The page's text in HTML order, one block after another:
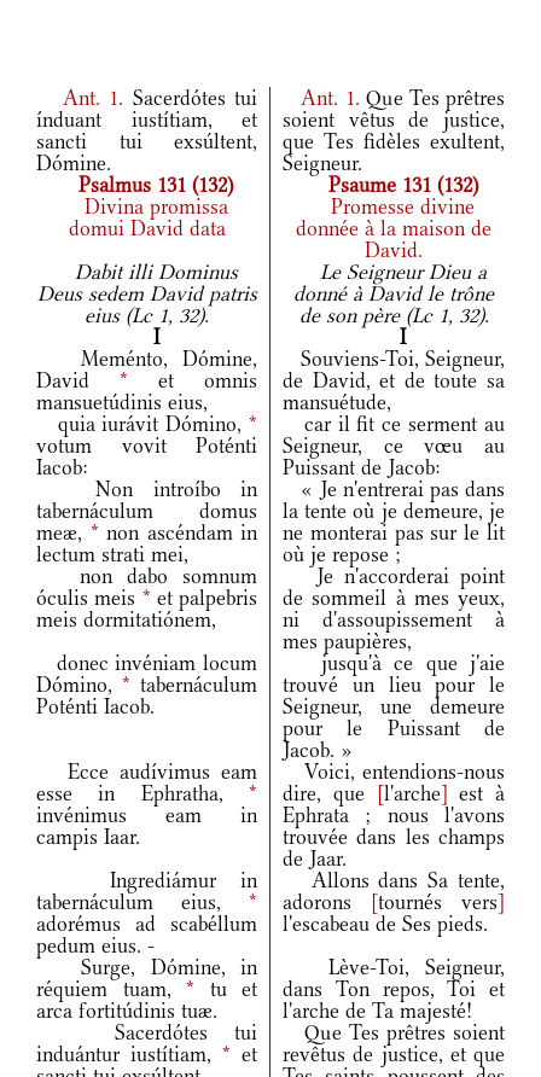
Ant. 1. Sacerdótes tui
índuant iustítiam, et
sancti tui exsúltent,
Dómine.
Ant. 1. Que Tes prêtres
soient vêtus de justice,
que Tes fidèles exultent,
Seigneur.
Psalmus 131 (132)
Psaume 131 (132)
Divina promissa
domui David data
Promesse divine
donnée à la maison de
David.
Dabit illi Dominus
Deus sedem David patris
eius (Lc 1, 32).
Le Seigneur Dieu a
donné à David le trône
de son père (Lc 1, 32).
I
I
Meménto, Dómine,
David * et omnis
mansuetúdinis eius,
Souviens-Toi, Seigneur,
de David, et de toute sa
mansuétude,
quia iurávit Dómino, *
votum vovit Poténti
Iacob:
car il fit ce serment au
Seigneur, ce vœu au
Puissant de Jacob:
Non introíbo in
tabernáculum domus
meæ, * non ascéndam in
lectum strati mei,
« Je n'entrerai pas dans
la tente où je demeure, je
ne monterai pas sur le lit
où je repose ;
non dabo somnum
óculis meis * et palpebris
meis dormitatiónem,
Je n'accorderai point
de sommeil à mes yeux,
ni d'assoupissement à
mes paupières,
donec invéniam locum
Dómino, * tabernáculum
Poténti Iacob.
jusqu'à ce que j'aie
trouvé un lieu pour le
Seigneur, une demeure
pour le Puissant de
Jacob. »
Ecce audívimus eam
esse in Ephratha, *
invénimus eam in
campis Iaar.
Voici, entendions-nous
dire, que
[l'arche] est à
Ephrata ; nous l'avons
trouvée dans les champs
de Jaar.
Ingrediámur in
tabernáculum eius, *
adorémus ad scabéllum
pedum eius. -
Allons dans Sa tente,
adorons
[tournés vers]
l'escabeau de Ses pieds.
Surge, Dómine, in
réquiem tuam, * tu et
arca fortitúdinis tuæ.
Lève-Toi, Seigneur,
dans Ton repos, Toi et
l'arche de Ta majesté!
Sacerdótes tui
induántur iustítiam, * et
Que Tes prêtres soient
revêtus de justice, et que